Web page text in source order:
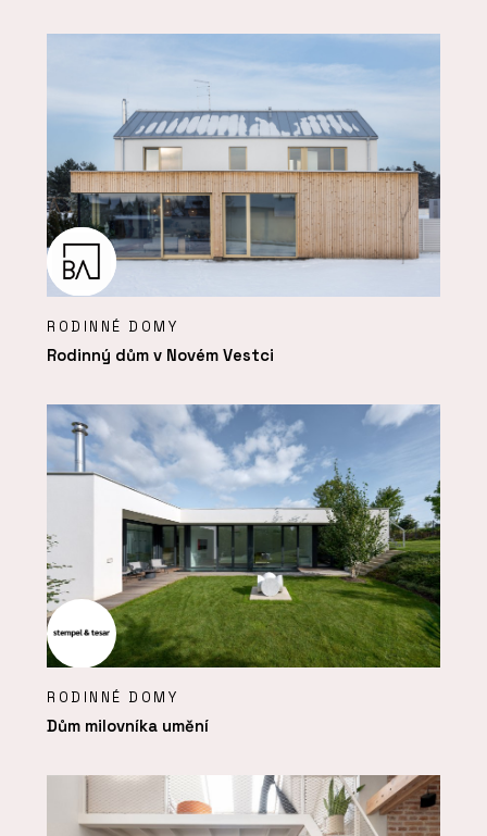
RODINNÉ DOMY
Rodinný dům v Novém Vestci
RODINNÉ DOMY
Dům milovníka umění